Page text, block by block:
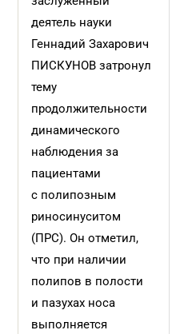
деятель науки
Геннадий Захарович
ПИСКУНОВ затронул
тему
продолжительности
динамического
наблюдения за
пациентами
с полипозным
риносинуситом
(ПРС). Он отметил,
что при наличии
полипов в полости
и пазухах носа
выполняется